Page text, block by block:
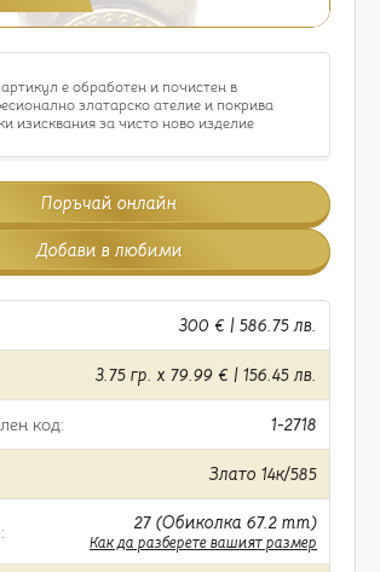
е обработен и почистен в
златарско ателие и покрива
изисквания за чисто ново изделие
Поръчай онлайн
Добави в любими
300 € | 586.75 лв.
3.75 гр. x 79.99 € | 156.45 лв.
код: 1-2718
Злато 14к/585
27 (Обиколка 67.2 mm)
Как да разберете вашият размер